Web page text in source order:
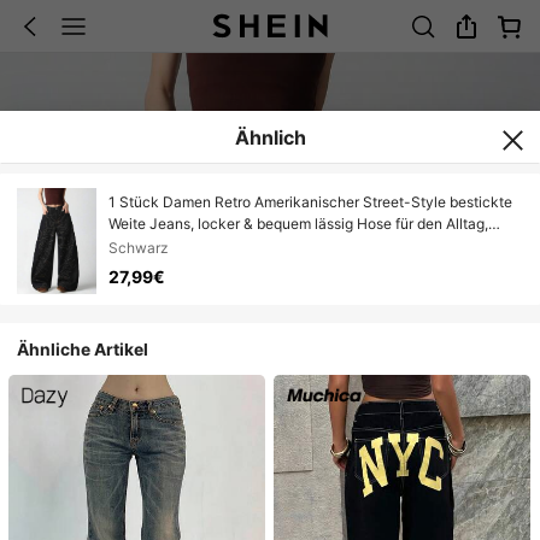
Ähnlich
1 Stück Damen Retro Amerikanischer Street-Style bestickte
Weite Jeans, locker & bequem lässig Hose für den Alltag,
geeignet für alle Jahreszeiten (Gürtel/Zubehör nicht
enthalten) Schwarz
Schwarz
27,99€
Ähnliche Artikel